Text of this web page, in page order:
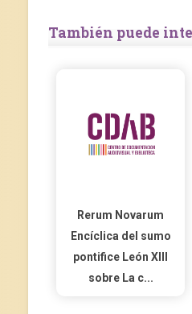
También puede
Rerum Novarum
Encíclica del sumo
pontifice León XIII
sobre La c...